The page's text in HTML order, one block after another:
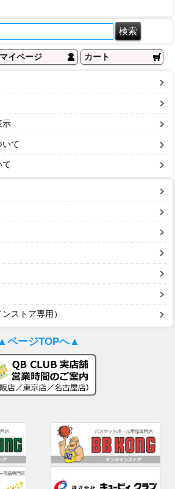
マイページ カート
示
いて
て
ストア専用）
ページTOPへ▲